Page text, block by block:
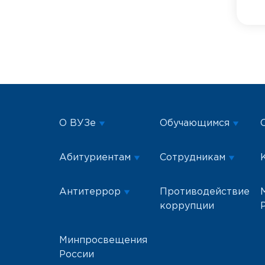
О ВУЗе Обучающимся
Абитуриентам Сотрудникам
Антитеррор
Противодействие
коррупции
Минпросвещения
России